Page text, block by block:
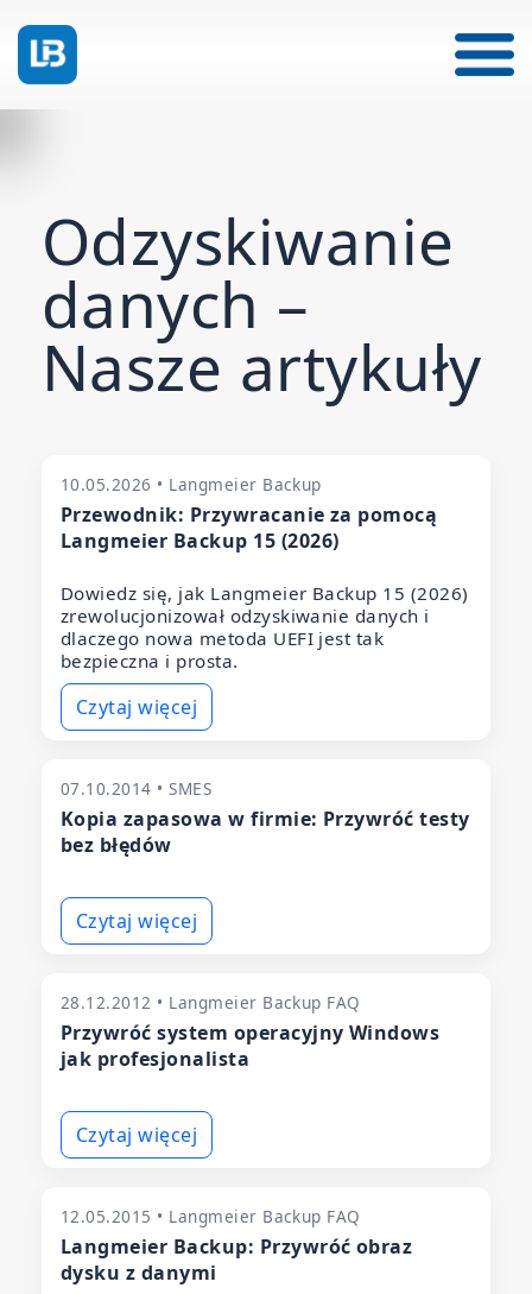
Odzyskiwanie
danych –
Nasze artykuły
10.05.2026 • Langmeier Backup
Przewodnik: Przywracanie za pomocą
Langmeier Backup 15 (2026)
Dowiedz się, jak Langmeier Backup 15 (2026)
zrewolucjonizował odzyskiwanie danych i
dlaczego nowa metoda UEFI jest tak
bezpieczna i prosta.
Czytaj więcej
07.10.2014 • SMES
Kopia zapasowa w firmie: Przywróć testy
bez błędów
Czytaj więcej
28.12.2012 • Langmeier Backup FAQ
Przywróć system operacyjny Windows
jak profesjonalista
Czytaj więcej
12.05.2015 • Langmeier Backup FAQ
Langmeier Backup: Przywróć obraz
dysku z danymi